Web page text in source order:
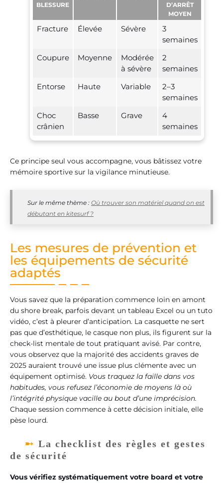
BLESSURE
D’ARRÊT
MOYEN
Fracture Élevée Sévère
3
semaines
Coupure
Moyenne
Modérée
à sévère
2
semaines
Entorse
Haute Variable
2–3
semaines
Choc
crânien
Basse Grave
4
semaines
Ce principe seul vous accompagne, vous bâtissez votre
mémoire sportive sur la vigilance minutieuse.
Sur le même thème : Où trouver son matériel quand on est
débutant en kitesurf ?
Les mesures de prévention et
les équipements de sécurité
adaptés
Vous savez que la préparation commence loin en amont
du shore break, parfois devant un tableau Excel ou un tuto
vidéo, c’est à pleurer d’anticipation. La casquette ne sert
pas que d’esthétique, le casque non plus, ils figurent sur la
check-list mentale de tout pratiquant avisé. Par contre,
vous observez que la majorité des accidents graves de
2025 auraient trouvé une issue plus clémente avec un
équipement optimisé. Vous traquez la faille dans vos
habitudes, vous refusez l’économie de moyens là où
l’intégrité physique vacille au bout d’une imprécision.
Chaque session commence à cette décision initiale, elle
pèse lourd.
La checklist des règles et gestes
de sécurité
Vous vérifiez systématiquement votre board et votre